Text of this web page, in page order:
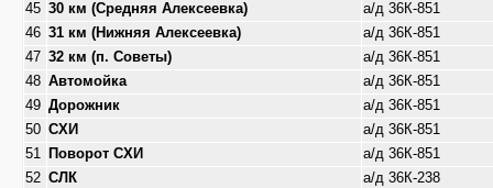
45 30 км (Средняя Алексеевка)
а/д 36К-851
46 31 км (Нижняя Алексеевка)
а/д 36К-851
47 32 км (п. Советы)
а/д 36К-851
48 Автомойка
а/д 36К-851
49 Дорожник
а/д 36К-851
50 СХИ
а/д 36К-851
51
Поворот СХИ
а/д 36К-851
52 СЛК
а/д 36К-238